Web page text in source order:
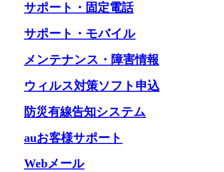
サポート・固定電話
サポート・モバイル
メンテナンス・障害情報
ウィルス対策ソフト申込
防災有線告知システム
auお客様サポート
Webメール